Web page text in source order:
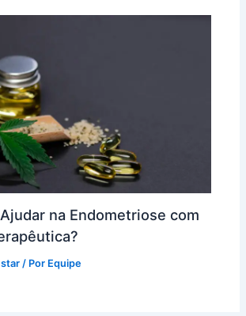
na Endometriose com
/ Por Equipe